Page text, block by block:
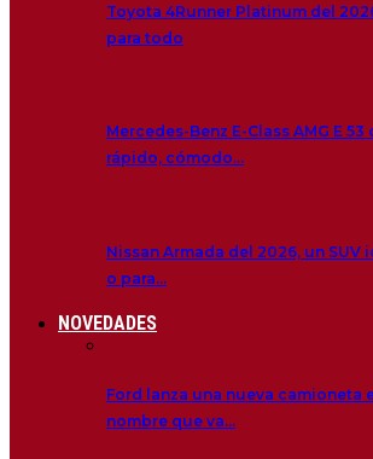
Toyota 4Runner Platinum del
para todo
Mercedes-Benz E-Class AMG E
rápido, cómodo…
Nissan Armada del 2026, un SUV
o para…
NOVEDADES
Ford lanza una nueva camioneta
nombre que va…